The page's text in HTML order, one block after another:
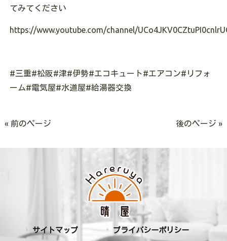
てみてください
https://www.youtube.com/channel/
#三重#松阪#津#伊勢#エコキュート#エアコン# リフォ
ーム#電気屋#水道屋#給湯器交換
« 前のページ 後のページ »
サイトマップ プライバシーポリシー